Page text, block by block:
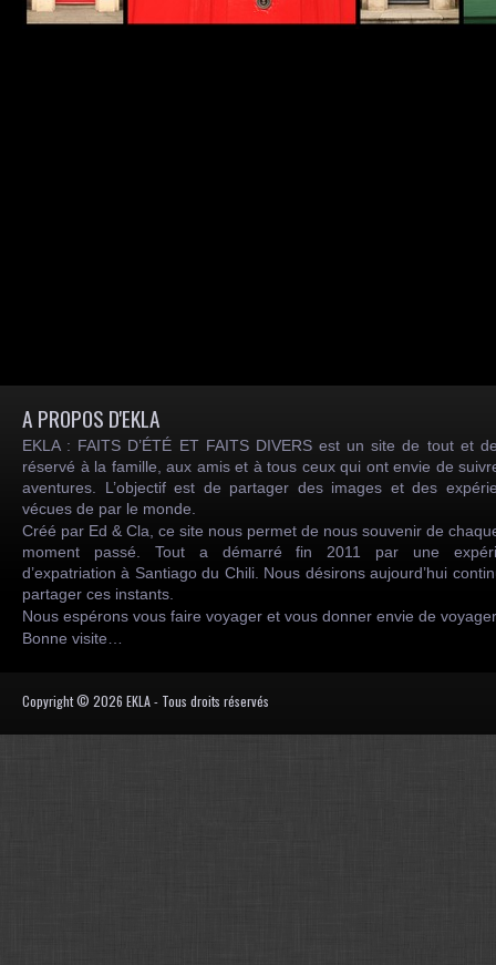
A PROPOS D'EKLA
EKLA : FAITS D’ÉTÉ ET FAITS DIVERS est un site de tout et
réservé à la famille, aux amis et à tous ceux qui ont envie de
aventures. L’objectif est de partager des images et des
vécues de par le monde.
Créé par Ed & Cla, ce site nous permet de nous souvenir de
moment passé. Tout a démarré fin 2011 par une
d’expatriation à Santiago du Chili. Nous désirons aujourd’hui
partager ces instants.
Nous espérons vous faire voyager et vous donner envie de
Bonne visite…
Copyright © 2026 EKLA - Tous droits réservés